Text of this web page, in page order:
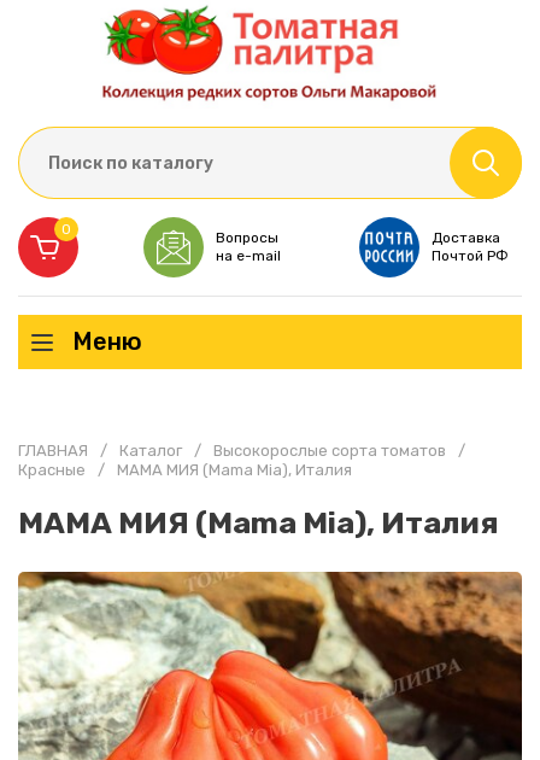
Вопросы
на e-mail
Доставка
Почтой РФ
0
Меню
ГЛАВНАЯ / Каталог / Высокорослые сорта томатов
/
Красные
/ МАМА МИЯ (Mama Mia), Италия
МАМА МИЯ (Mama Mia), Италия